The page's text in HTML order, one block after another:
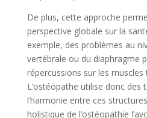
De plus, cette approche
perspective globale sur la
exemple, des problèmes au
vertébrale ou du diaphragme
répercussions sur les muscles
L’ostéopathe utilise donc des
l’harmonie entre ces
holistique de l’ostéopathie